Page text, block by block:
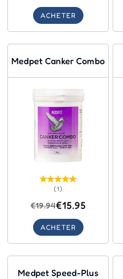
ACHETER
Medpet Canker Combo
(1)
€19.94€15.95
ACHETER
Medpet Speed-Plus